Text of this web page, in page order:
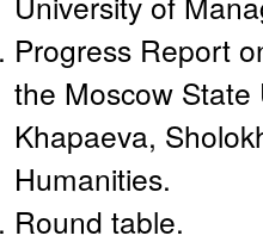
Progress Report
the Moscow State
Khapaeva,
Humanities.
Round table.